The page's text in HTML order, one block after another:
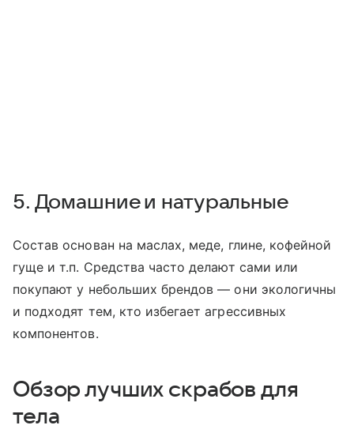
5. Домашние и натуральные
Состав основан на маслах, меде, глине, кофейной
гуще и т.п. Средства часто делают сами или
покупают у небольших брендов — они экологичны
и подходят тем, кто избегает агрессивных
компонентов.
Обзор лучших скрабов для
тела